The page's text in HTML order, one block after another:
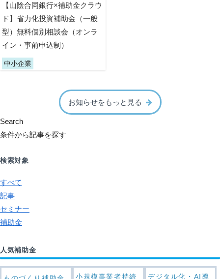
【山陰合同銀行×補助金クラウ
ド】省力化投資補助金（一般
型）無料個別相談会（オンラ
イン・事前申込制）
中小企業
お知らせをもっと見る
Search
条件から記事を探す
検索対象
すべて
記事
セミナー
補助金
人気補助金
小規模事業者持続
デジタル化・AI導